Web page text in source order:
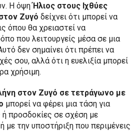
Η όψηΉλιος στους Ιχθύες
Ζυγό δείχνει ότι μπορεί να
όπου θα χρειαστεί να
που λειτουργείς μέσα σε μια
δεν σημαίνει ότι πρέπει να
σου, αλλά ότι η ευελιξία μπορεί
χρήσιμη.
στον Ζυγό σε τετράγωνο με
μπορεί να φέρει μια τάση για
προσδοκίες σε σχέση με
με την υποστήριξη που περιμένεις